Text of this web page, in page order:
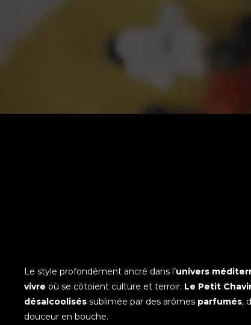
Le style profondément ancré dans l’univers
vivre où se côtoient culture et terroir. Le Petit
désalcoolisés sublimée par des arômes parfumés,
douceur en bouche.